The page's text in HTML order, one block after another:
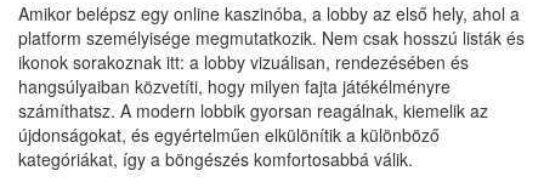
Amikor belépsz egy online kaszinóba, a lobby az első hely, ahol a
platform személyisége megmutatkozik. Nem csak hosszú listák és
ikonok sorakoznak itt: a lobby vizuálisan, rendezésében és
hangsúlyaiban közvetíti, hogy milyen fajta játékélményre
számíthatsz. A modern lobbik gyorsan reagálnak, kiemelik az
újdonságokat, és egyértelműen elkülönítik a különböző
kategóriákat, így a böngészés komfortosabbá válik.